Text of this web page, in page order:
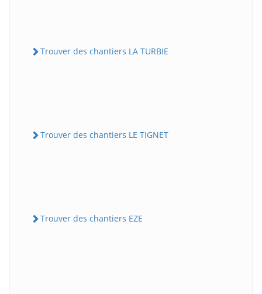
Trouver des chantiers LA TURBIE
Trouver des chantiers LE TIGNET
Trouver des chantiers EZE